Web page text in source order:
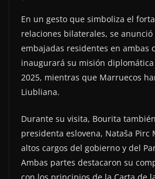
En un gesto que simboliza el
relaciones bilaterales, se
embajadas residentes en ambas
inaugurará su misión
2025, mientras que Marruecos
Liubliana.
Durante su visita, Bourita
presidenta eslovena, Nataša Pirc
altos cargos del gobierno y del
Ambas partes destacaron su